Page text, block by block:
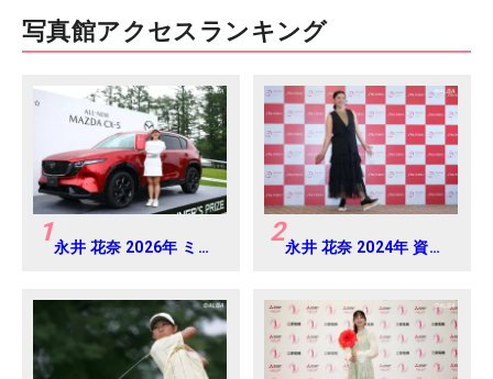
写真館アクセスランキング
1永井 花奈 2026年 ミネ
Round4
2永井 花奈 2024年 資生